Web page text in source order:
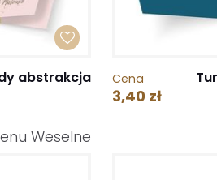
abstrakcja Cena
3,40 zł
Weselne